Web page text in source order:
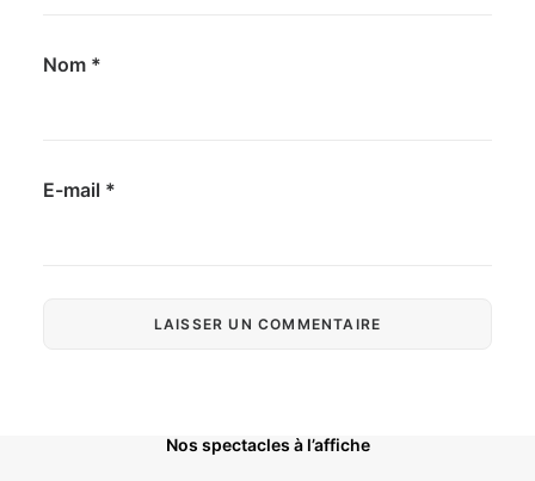
Nom *
E-mail *
Nos spectacles à l’affiche